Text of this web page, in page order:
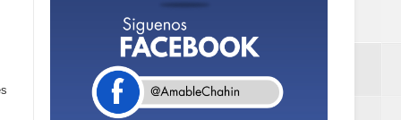
de Gestión